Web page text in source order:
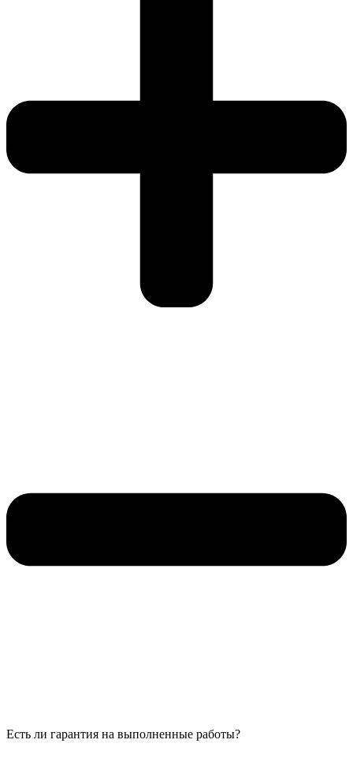
Есть ли гарантия на выполненные работы?